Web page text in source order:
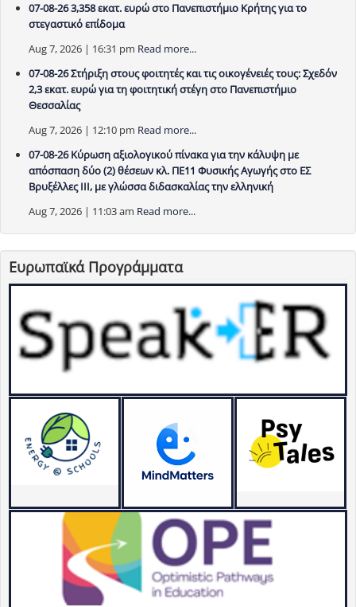
07-08-26 3,358 εκατ. ευρώ στο Πανεπιστήμιο Κρήτης για το
στεγαστικό επίδομα
Aug 7, 2026 | 16:31 pm Read more...
07-08-26 Στήριξη στους φοιτητές και τις οικογένειές τους: Σχεδόν
2,3 εκατ. ευρώ για τη φοιτητική στέγη στο Πανεπιστήμιο
Θεσσαλίας
Aug 7, 2026 | 12:10 pm Read more...
07-08-26 Κύρωση αξιολογικού πίνακα για την κάλυψη με
απόσπαση δύο (2) θέσεων κλ. ΠΕ11 Φυσικής Αγωγής στο ΕΣ
Βρυξέλλες ΙΙΙ, με γλώσσα διδασκαλίας την ελληνική
Aug 7, 2026 | 11:03 am Read more...
Ευρωπαϊκά Προγράμματα